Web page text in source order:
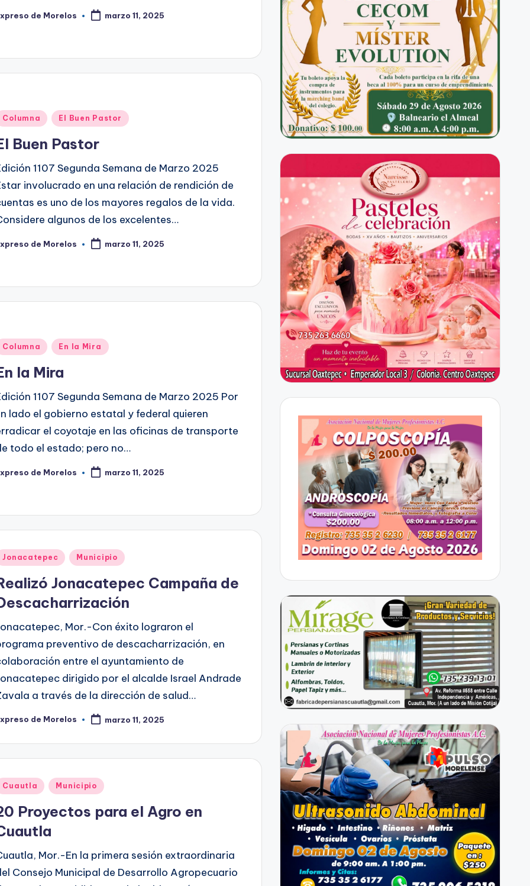
de Morelos marzo 11, 2025
Columna El Buen Pastor
Buen Pastor
1107 Segunda Semana de Marzo 2025
involucrado en una relación de rendición de
es uno de los mayores regalos de la vida.
algunos de los excelentes…
de Morelos marzo 11, 2025
Columna En la Mira
la Mira
1107 Segunda Semana de Marzo 2025 Por
lado el gobierno estatal y federal quieren
el coyotaje en las oficinas de transporte
todo el estado; pero no…
de Morelos marzo 11, 2025
Jonacatepec Municipio
Jonacatepec Campaña de
Mor.-Con éxito lograron el
preventivo de descacharrización, en
entre el ayuntamiento de
dirigido por el alcalde Israel Andrade
a través de la dirección de salud…
de Morelos marzo 11, 2025
Cuautla Municipio
Proyectos para el Agro en
Mor.-En la primera sesión extraordinaria
Consejo Municipal de Desarrollo Agropecuario